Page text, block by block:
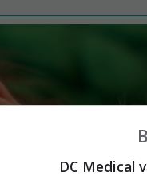
DC Medical